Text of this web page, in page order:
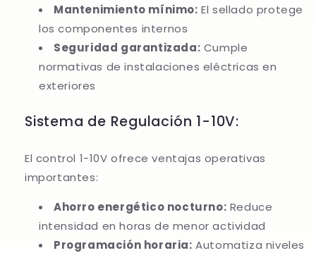
Mantenimiento mínimo: El sellado protege
los componentes internos
Seguridad garantizada: Cumple
normativas de instalaciones eléctricas en
exteriores
Sistema de Regulación 1-10V:
El control 1-10V ofrece ventajas operativas
importantes:
Ahorro energético nocturno: Reduce
intensidad en horas de menor actividad
Programación horaria: Automatiza niveles